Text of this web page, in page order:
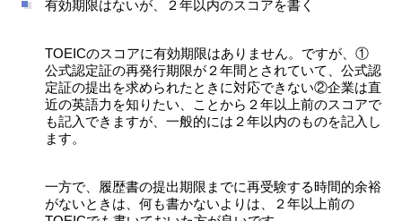
有効期限はないが、２年以内のスコアを書く
TOEICのスコアに有効期限はありません。ですが、①
公式認定証の再発行期限が２年間とされていて、公式認
定証の提出を求められたときに対応できない②企業は直
近の英語力を知りたい、ことから２年以上前のスコアで
も記入できますが、一般的には２年以内のものを記入し
ます。
一方で、履歴書の提出期限までに再受験する時間的余裕
がないときは、何も書かないよりは、２年以上前の